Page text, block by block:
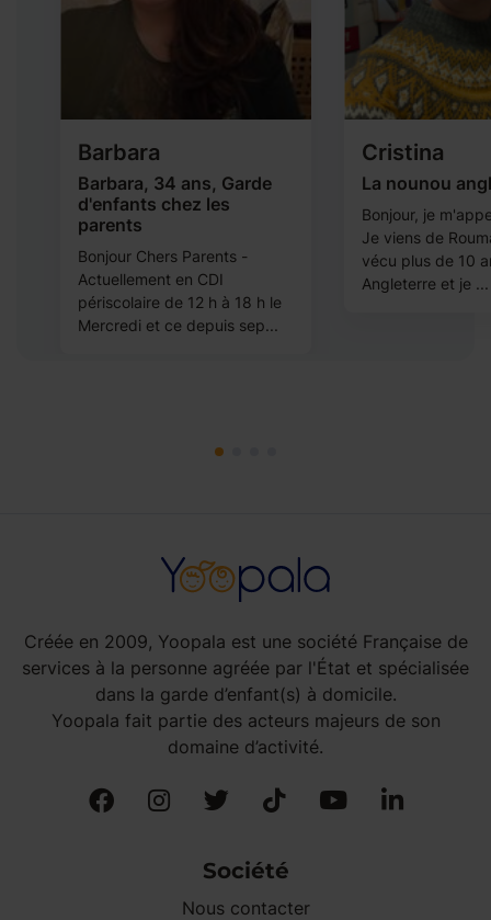
Barbara
Barbara, 34 ans, Garde
d'enfants chez les
parents
Bonjour Chers Parents -
Actuellement en CDI
périscolaire de 12 h à 18 h le
Mercredi et ce depuis sep...
Cristina
La nounou
Bonjour, je
Je viens de
vécu plus de 10
Angleterre et je ...
Créée en 2009, Yoopala est une société Française de
services à la personne agréée par l'État et spécialisée
dans la garde d’enfant(s) à domicile.
Yoopala fait partie des acteurs majeurs de son
domaine d’activité.
Société
Nous contacter